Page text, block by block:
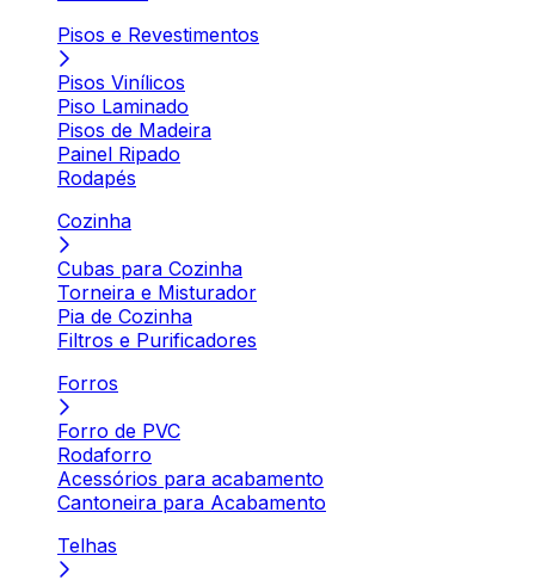
Pisos e Revestimentos
Pisos Vinílicos
Piso Laminado
Pisos de Madeira
Painel Ripado
Rodapés
Cozinha
Cubas para Cozinha
Torneira e Misturador
Pia de Cozinha
Filtros e Purificadores
Forros
Forro de PVC
Rodaforro
Acessórios para acabamento
Cantoneira para Acabamento
Telhas